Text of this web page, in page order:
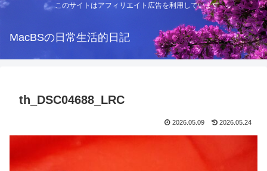
このサイトはアフィリエイト広告を利用しています
MacBSの日常生活的日記
th_DSC04688_LRC
2026.05.09 2026.05.24